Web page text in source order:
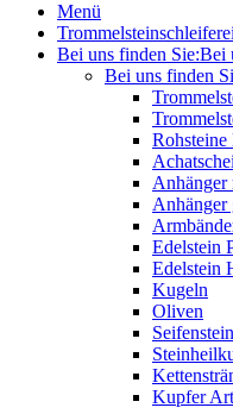
Menü
Bei uns finden Sie:Bei
Bei uns finden
Anhänger
Anhänger
Edelstein
Edelstein
Kugeln
Oliven
Kupfer